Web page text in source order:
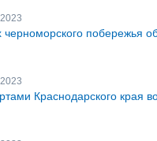
черноморского побережья
Краснодарского края